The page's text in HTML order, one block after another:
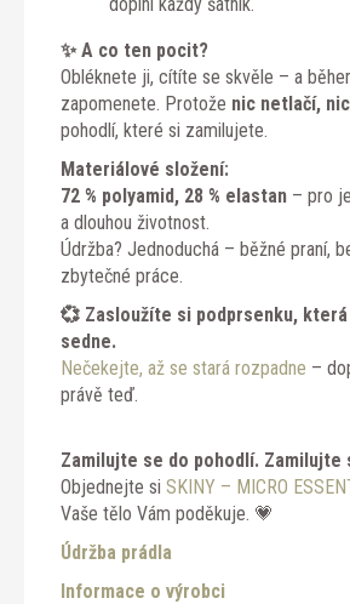
✨ A co ten pocit?
Obléknete ji, cítíte se skvěle – a
zapomenete. Protože nic netlačí,
pohodlí, které si zamilujete.
Materiálové složení:
72 % polyamid, 28 % elastan – pro
a dlouhou životnost.
Údržba? Jednoduchá – běžné praní,
zbytečné práce.
💞 Zasloužíte si podprsenku, která
sedne.
Nečekejte, až se stará rozpadne –
právě teď.
Zamilujte se do pohodlí. Zamilujte
Objednejte si SKINY – MICRO
Vaše tělo Vám poděkuje. 💗
Údržba prádla
Informace o výrobci